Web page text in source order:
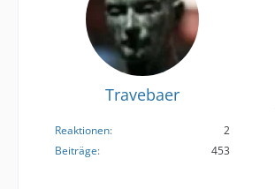
Travebaer
Reaktionen
2
Beiträge
453